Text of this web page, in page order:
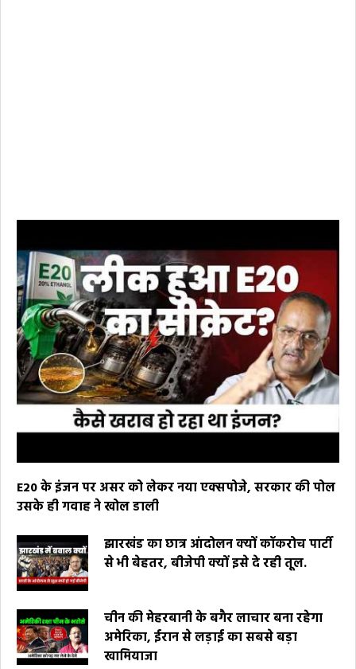
E20 के इंजन पर असर को लेकर नया एक्सपोजे, सरकार की पोल
उसके ही गवाह ने खोल डाली
झारखंड का छात्र आंदोलन क्यों कॉकरोच पार्टी
से भी बेहतर, बीजेपी क्यों इसे दे रही तूल.
चीन की मेहरबानी के बगैर लाचार बना रहेगा
अमेरिका, ईरान से लड़ाई का सबसे बड़ा
खामियाजा